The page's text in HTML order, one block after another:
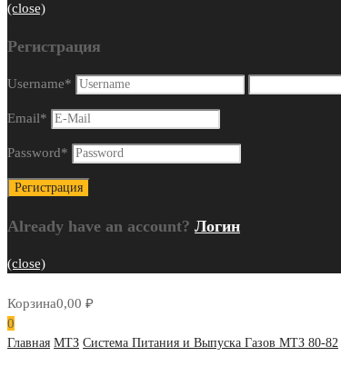
(close)
Регистрация
Username*
Email*
Password*
Already have an account? Логин
(close)
Корзина0,00 ₽
0
Главная МТЗ Система Питания и Выпуска Газов МТЗ 80-82